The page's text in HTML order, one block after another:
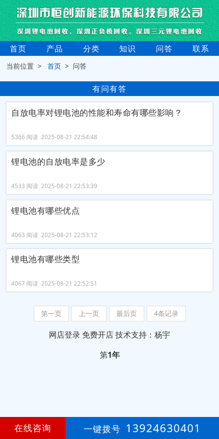
首页 产品 分类 知识 问答 联系
当前位置 >首页 > 问答
有问有答
自放电率对锂电池的性能和寿命有哪些影响？
5366 阅读 2025-08-21 22:54:48
锂电池的自放电率是多少
4533 阅读 2025-08-21 22:53:39
锂电池有哪些优点
4063 阅读 2025-08-21 22:53:12
锂电池有哪些类型
4067 阅读 2025-08-21 22:52:51
第一页 上一页 最后页 4条记录
网店登录 免费开店技术支持：杨宇
第1年
在线咨询 一键拨号 13924630401